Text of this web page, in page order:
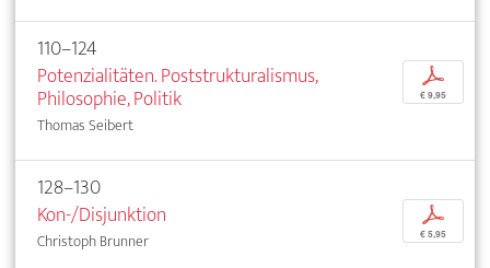
110–124
Potenzialitäten. Poststrukturalismus,
Philosophie, Politik
Thomas Seibert
p
€ 9,95
128–130
Kon-/Disjunktion
Christoph Brunner
p
€ 5,95